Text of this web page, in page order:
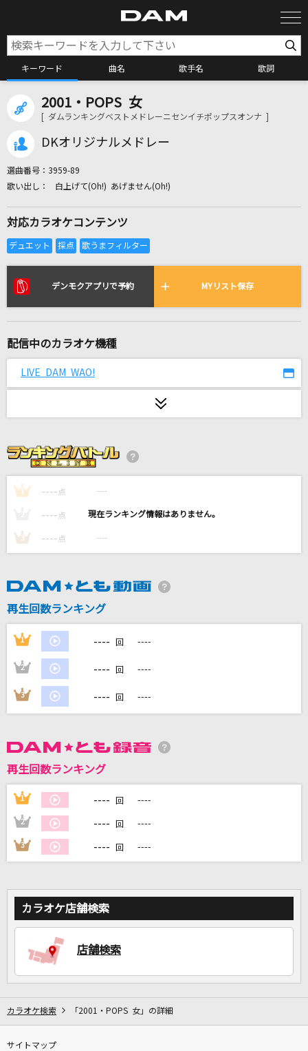
キーワード 曲名 歌手名 歌詞
カラオケ検索
全国りれき
リアルタイムで歌われている曲の一覧
いつだってそんなもんだろ
魔法の料理 ～君から君へ～
[生音]晴る
ヨルシカ
HY
See-Saw
LOSER
米津玄師
嵐の中で輝いて
米倉千尋
ChamJam<五十嵐れお(CV:本渡楓)、松山空音(CV:長谷川育美)、伯方眞妃
田文(CV:伊藤麻菜美)、市井舞菜(CV:立花日菜)>
IN MY DREAM
真行寺恵里
DAMの新曲・ランキングなど
カラオケ最新情報をチェック！
DAMに会員登録・ログインして
カラオケをもっと楽しもう！
2001・POPS 女
[ ダムランキングベストメドレーニセンイチポップスオンナ ]
DKオリジナルメドレー
選曲番号： 3959-89
白上げて(Oh!) あげません(Oh!)
対応カラオケコンテンツ
デンモクアプリで予約 MYリスト保存
配信中のカラオケ機種
LIVE DAM WAO!
1 ---- 点 ----
---- 点 ----
3 ---- 点 ----
再生回数ランキング
1 ---- 回 ----
2 ---- 回 ----
3 ---- 回 ----
再生回数ランキング
1 ---- 回 ----
2 ---- 回 ----
3 ---- 回 ----
カラオケ店舗検索
店舗検索
カラオケ検索 「2001・POPS 女」の詳細
サイトマップ